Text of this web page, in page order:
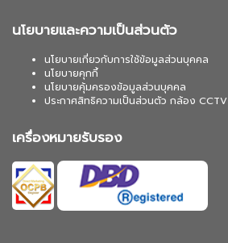
นโยบายและความเป็นส่วนตัว
นโยบายเกี่ยวกับการใช้ข้อมูลส่วนบุคคล
นโยบายคุกกี้
นโยบายคุ้มครองข้อมูลส่วนบุคคล
ประกาศสิทธิความเป็นส่วนตัว กล้อง CCTV
เครื่องหมายรับรอง